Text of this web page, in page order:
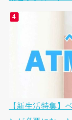
【新生活特集】